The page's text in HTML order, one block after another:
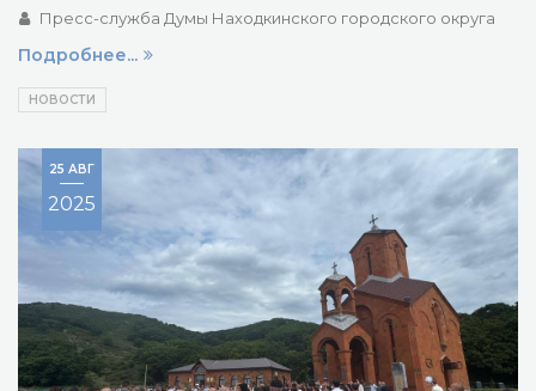
Пресс-служба Думы Находкинского городского округа
Подробнее...
НОВОСТИ
25 АВГ
2025